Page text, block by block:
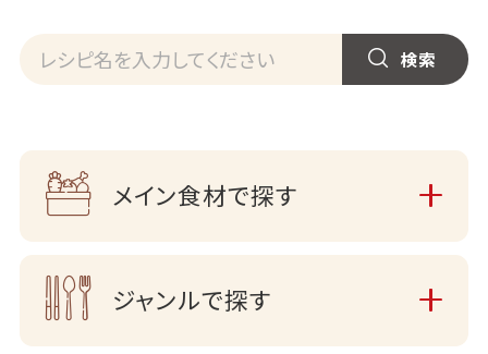
メイン食材で探す
ジャンルで探す